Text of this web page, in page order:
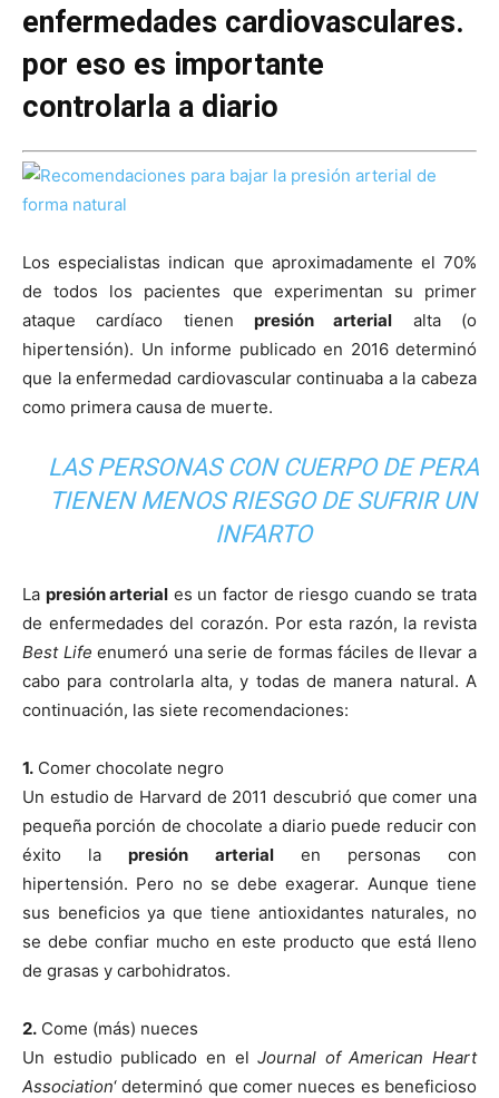
enfermedades cardiovasculares.
por eso es importante
controlarla a diario
Los especialistas indican que aproximadamente el 70%
de todos los pacientes que experimentan su primer
ataque cardíaco tienen presión arterial alta (o
hipertensión). Un informe publicado en 2016 determinó
que la enfermedad cardiovascular continuaba a la cabeza
como primera causa de muerte.
LAS PERSONAS CON CUERPO DE PERA
TIENEN MENOS RIESGO DE SUFRIR UN
INFARTO
La presión arterial es un factor de riesgo cuando se trata
de enfermedades del corazón. Por esta razón, la revista
Best Life enumeró una serie de formas fáciles de llevar a
cabo para controlarla alta, y todas de manera natural. A
continuación, las siete recomendaciones:
1. Comer chocolate negro
Un estudio de Harvard de 2011 descubrió que comer una
pequeña porción de chocolate a diario puede reducir con
éxito lapresión arterialen personas con
hipertensión. Pero no se debe exagerar. Aunque tiene
sus beneficios ya que tiene antioxidantes naturales, no
se debe confiar mucho en este producto que está lleno
de grasas y carbohidratos.
2. Come (más) nueces
Un estudio publicado en el Journal of American Heart
Association‘ determinó que comer nueces es beneficioso